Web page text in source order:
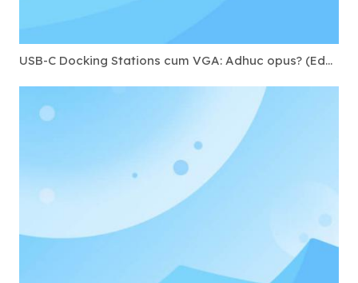
USB-C Docking Stations cum VGA: Adhuc opus? (Education & Government)